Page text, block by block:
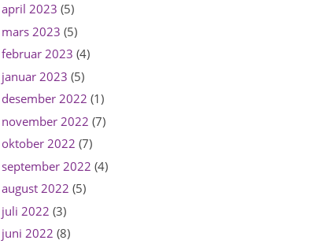
april 2023 (5)
mars 2023 (5)
februar 2023 (4)
januar 2023 (5)
desember 2022 (1)
november 2022 (7)
oktober 2022 (7)
september 2022 (4)
august 2022 (5)
juli 2022 (3)
juni 2022 (8)